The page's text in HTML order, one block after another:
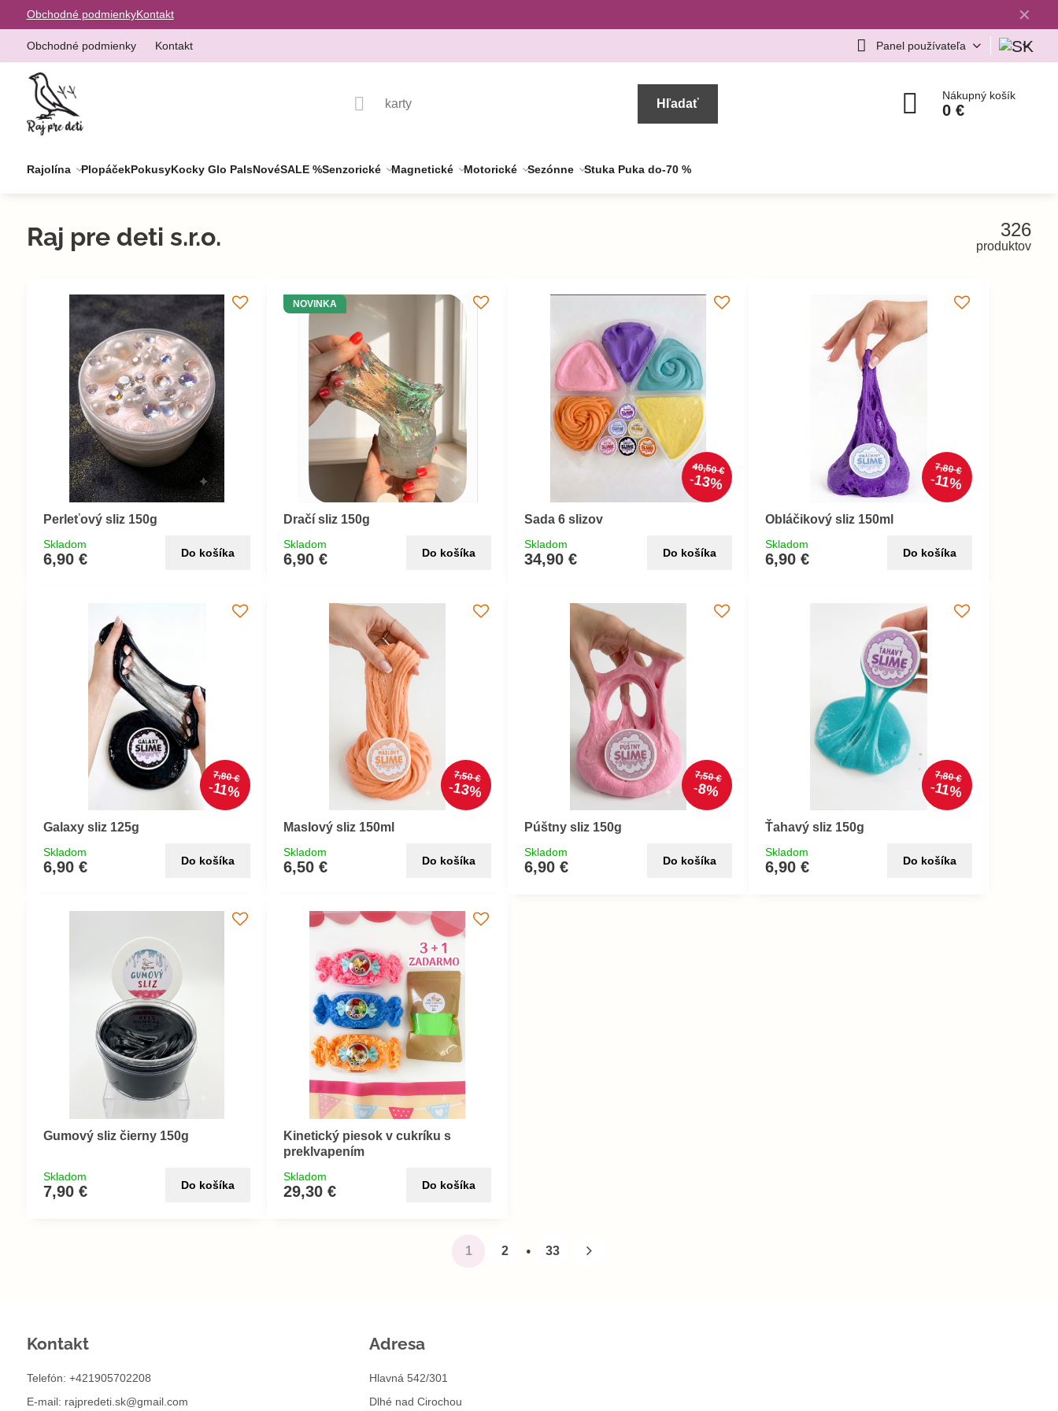
✕
Obchodné podmienkyKontakt
Obchodné podmienky Kontakt Panel používateľa
Hľadať
Nákupný košík
0 €
Rajolína PlopáčekPokusyKocky Glo PalsNovéSALE %Senzorické Magnetické Motorické Sezónne Stuka Puka do-70 %
Raj pre deti s.r.o. 326
produktov
Perleťový sliz 150g
Skladom
6,90 € Do košíka
NOVINKA
Dračí sliz 150g
Skladom
6,90 € Do košíka
40,50 €
13%
Sada 6 slizov
Skladom
34,90 € Do košíka
7,80 €
11%
Obláčikový sliz 150ml
Skladom
6,90 € Do košíka
7,80 €
11%
Galaxy sliz 125g
Skladom
6,90 € Do košíka
7,50 €
13%
Maslový sliz 150ml
Skladom
6,50 € Do košíka
7,50 €
8%
Púštny sliz 150g
Skladom
6,90 € Do košíka
7,80 €
11%
Ťahavý sliz 150g
Skladom
6,90 € Do košíka
Gumový sliz čierny 150g
Skladom
7,90 € Do košíka
Kinetický piesok v cukríku s
preklvapením
Skladom
29,30 € Do košíka
1 2 33
Kontakt
Telefón: +421905702208
E-mail: rajpredeti.sk@gmail.com
Adresa
Hlavná 542/301
Dlhé nad Cirochou